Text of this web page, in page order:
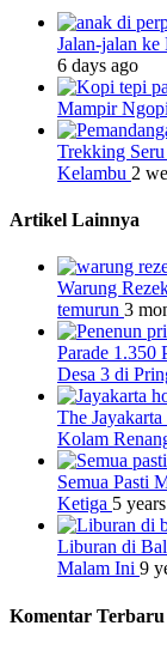
Jalan-jalan
6 days ago
Mampir
Trekking
Kelambu 2
Artikel Lainnya
Warung
temurun 3
Parade 1.350
Desa 3 di
The
Kolam
Semua Pasti
Ketiga 5
Liburan di
Malam Ini 9
Komentar Terbaru